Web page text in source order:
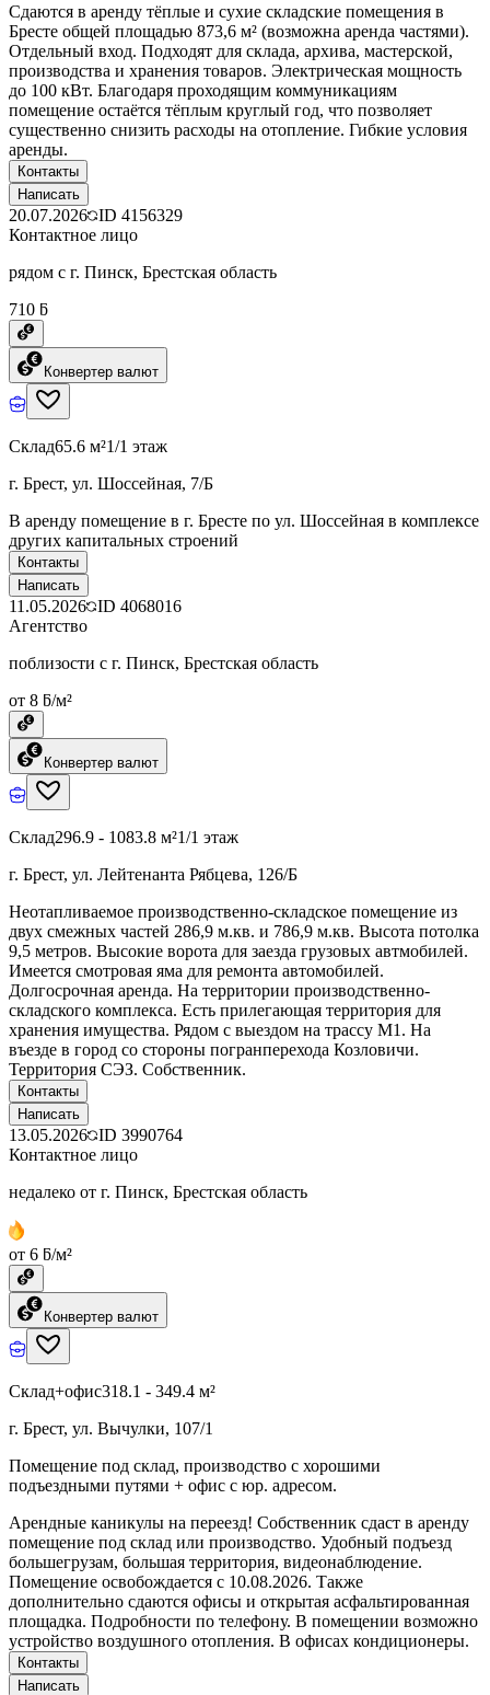
Сдаются в аренду тёплые и сухие складские помещения в
Бресте общей площадью 873,6 м² (возможна аренда частями).
Отдельный вход. Подходят для склада, архива, мастерской,
производства и хранения товаров. Электрическая мощность
до 100 кВт. Благодаря проходящим коммуникациям
помещение остаётся тёплым круглый год, что позволяет
существенно снизить расходы на отопление. Гибкие условия
аренды.
Контакты
Написать
20.07.2026 ID 4156329
Контактное лицо
рядом с г. Пинск, Брестская область
710 ƃ
Конвертер валют
Склад65.6 м²1/1 этаж
г. Брест, ул. Шоссейная, 7/Б
В аренду помещение в г. Бресте по ул. Шоссейная в комплексе
других капитальных строений
Контакты
Написать
11.05.2026 ID 4068016
Агентство
поблизости с г. Пинск, Брестская область
от 8 ƃ/м²
Конвертер валют
Склад296.9 - 1083.8 м²1/1 этаж
г. Брест, ул. Лейтенанта Рябцева, 126/Б
Неотапливаемое производственно-складское помещение из
двух смежных частей 286,9 м.кв. и 786,9 м.кв. Высота потолка
9,5 метров. Высокие ворота для заезда грузовых автмобилей.
Имеется смотровая яма для ремонта автомобилей.
Долгосрочная аренда. На территории производственно-
складского комплекса. Есть прилегающая территория для
хранения имущества. Рядом с выездом на трассу М1. На
въезде в город со стороны погранперехода Козловичи.
Территория СЭЗ. Собственник.
Контакты
Написать
13.05.2026 ID 3990764
Контактное лицо
недалеко от г. Пинск, Брестская область
от 6 ƃ/м²
Конвертер валют
Склад+офис318.1 - 349.4 м²
г. Брест, ул. Вычулки, 107/1
Помещение под склад, производство с хорошими
подъездными путями + офис с юр. адресом.
Арендные каникулы на переезд! Собственник сдаст в аренду
помещение под склад или производство. Удобный подъезд
большегрузам, большая территория, видеонаблюдение.
Помещение освобождается с 10.08.2026. Также
дополнительно сдаются офисы и открытая асфальтированная
площадка. Подробности по телефону. В помещении возможно
устройство воздушного отопления. В офисах кондиционеры.
Контакты
Написать